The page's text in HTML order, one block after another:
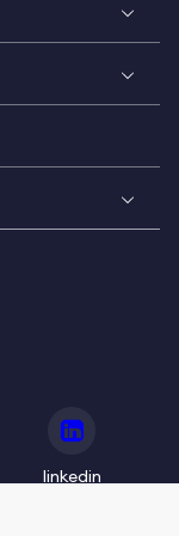
linkedin